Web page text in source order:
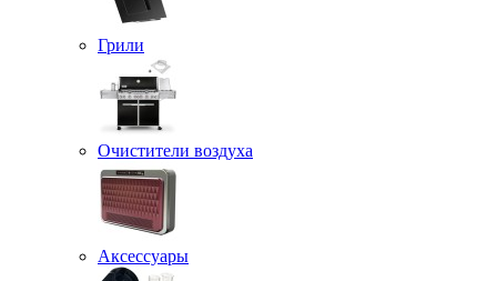
Грили
Очистители воздуха
Аксессуары